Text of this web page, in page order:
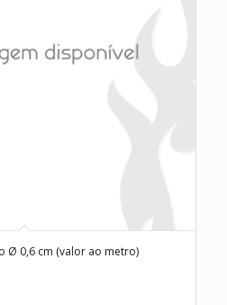
Ø 0,6 cm (valor ao metro)